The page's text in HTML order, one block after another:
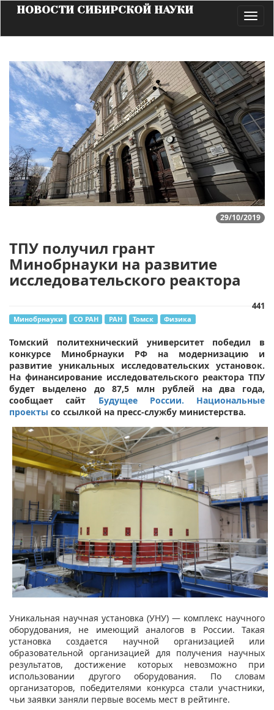
НОВОСТИ СИБИРСКОЙ НАУКИ
29/10/2019
ТПУ получил грант
Минобрнауки на развитие
исследовательского реактора
441
Минобрнауки СО РАН РАН Томск Физика
Томский политехнический университет победил в
конкурсе Минобрнауки РФ на модернизацию и
развитие уникальных исследовательских установок.
На финансирование исследовательского реактора ТПУ
будет выделено до 87,5 млн рублей на два года,
сообщает сайт
Будущее России. Национальные
проекты со ссылкой на пресс-службу министерства.
Уникальная научная установка (УНУ) — комплекс научного
оборудования, не имеющий аналогов в России. Такая
установка создается научной организацией или
образовательной организацией для получения научных
результатов, достижение которых невозможно при
использовании другого оборудования. По словам
организаторов, победителями конкурса стали участники,
чьи заявки заняли первые восемь мест в рейтинге.